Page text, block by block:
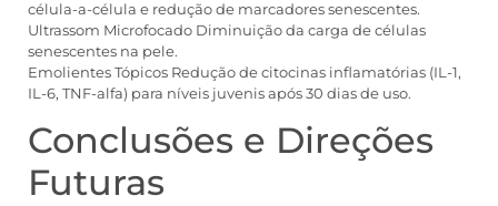
célula-a-célula e redução de marcadores senescentes.
Ultrassom Microfocado Diminuição da carga de células
senescentes na pele.
Emolientes Tópicos Redução de citocinas inflamatórias (IL-1,
IL-6, TNF-alfa) para níveis juvenis após 30 dias de uso.
Conclusões e Direções
Futuras